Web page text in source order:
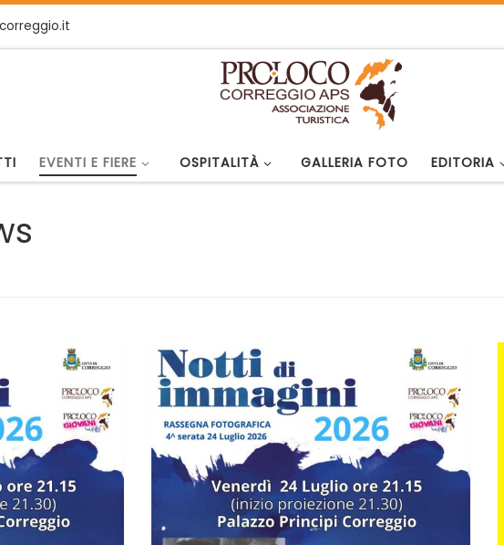
EVENTI E FIERE OSPITALITÀ GALLERIA FOTO EDITORIA